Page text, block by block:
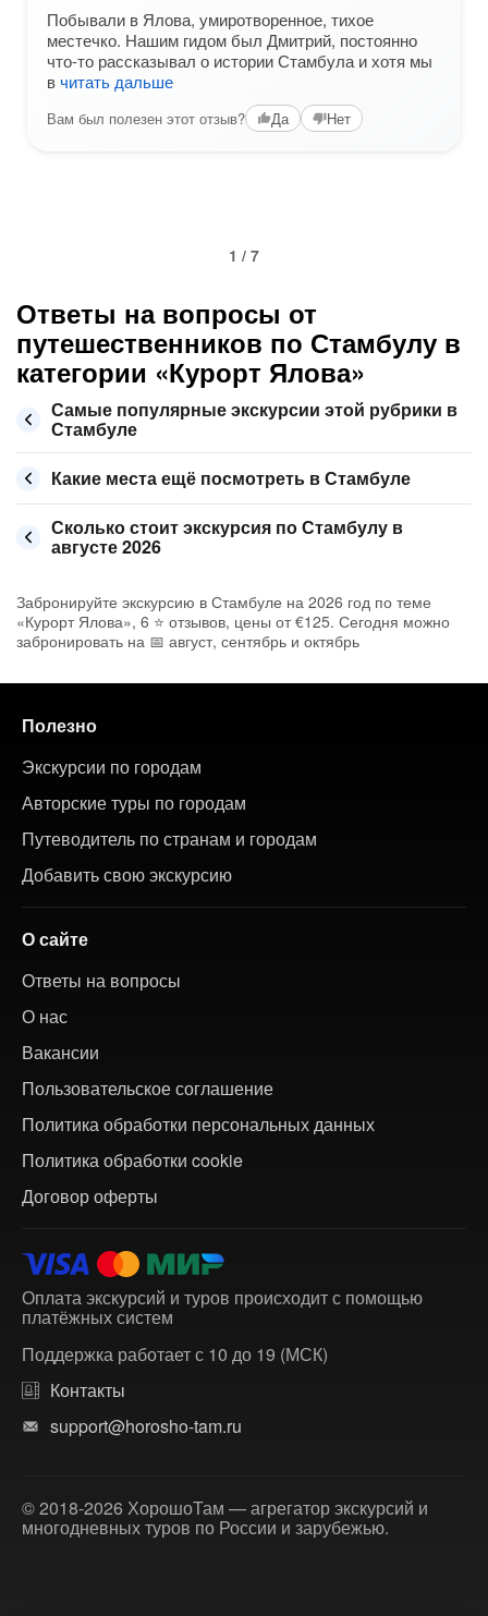
Побывали в Ялова, умиротворенное, тихое
местечко. Нашим гидом был Дмитрий, постоянно
что-то рассказывал о истории Стамбула и хотя мы
вчитать дальше
Вам был полезен этот отзыв? Да Нет
1 / 7
Ответы на вопросы от
путешественников по Стамбулу в
категории «Курорт Ялова»
Самые популярные экскурсии этой рубрики в
Стамбуле
Какие места ещё посмотреть в Стамбуле
Сколько стоит экскурсия по Стамбулу в
августе 2026
Забронируйте экскурсию в Стамбуле на 2026 год по теме
«Курорт Ялова», 6 ⭐ отзывов, цены от €125. Сегодня можно
забронировать на 📅 август, сентябрь и октябрь
Полезно
Экскурсии по городам
Авторские туры по городам
Путеводитель по странам и городам
Добавить свою экскурсию
О сайте
Ответы на вопросы
О нас
Вакансии
Пользовательское соглашение
Политика обработки персональных данных
Политика обработки cookie
Договор оферты
Оплата экскурсий и туров происходит с помощью
платёжных систем
Поддержка работает с 10 до 19 (МСК)
Контакты
support@horosho-tam.ru
© 2018-2026 ХорошоТам — агрегатор экскурсий и
многодневных туров по России и зарубежью.